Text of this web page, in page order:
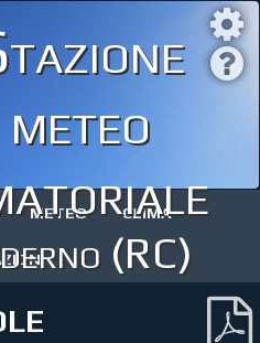
meteo
(RC)
METEO CLIMA